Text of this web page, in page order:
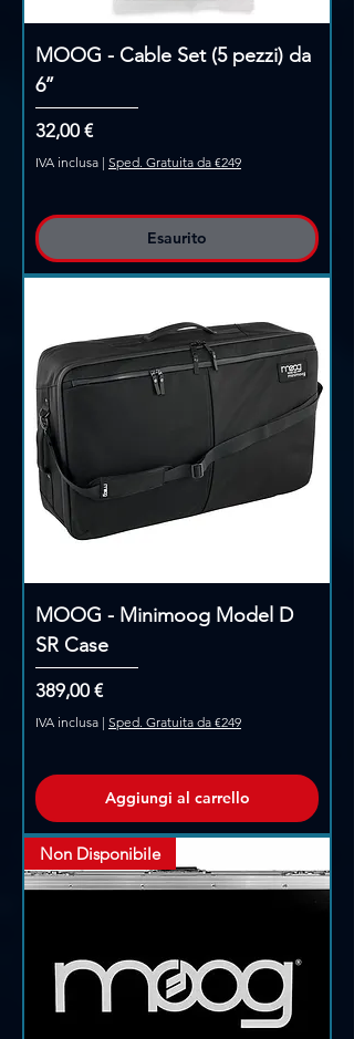
MOOG - Cable Set (5 pezzi) da
6’’
Prezzo
32,00 €
IVA inclusa | Sped. Gratuita da €249
Esaurito
MOOG - Minimoog Model D
SR Case
Prezzo
389,00 €
IVA inclusa | Sped. Gratuita da €249
Aggiungi al carrello
Non Disponibile